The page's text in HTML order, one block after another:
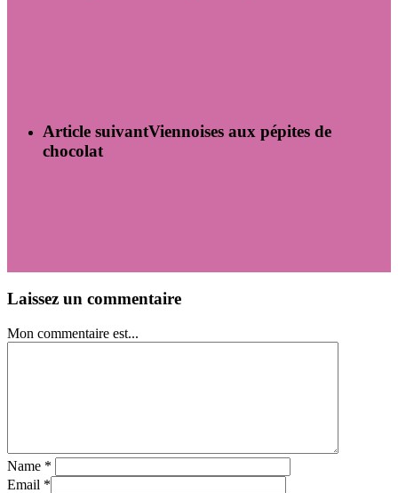
Article suivantViennoises aux pépites de
chocolat
Laissez un commentaire
Mon commentaire est...
Name *
Email *